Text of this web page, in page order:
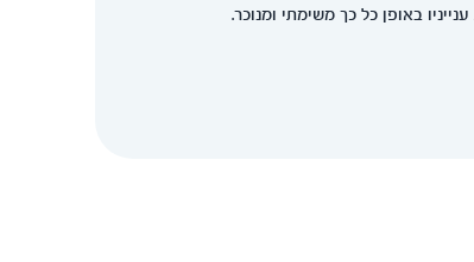
באופן כל כך משימתי ומנוכר.